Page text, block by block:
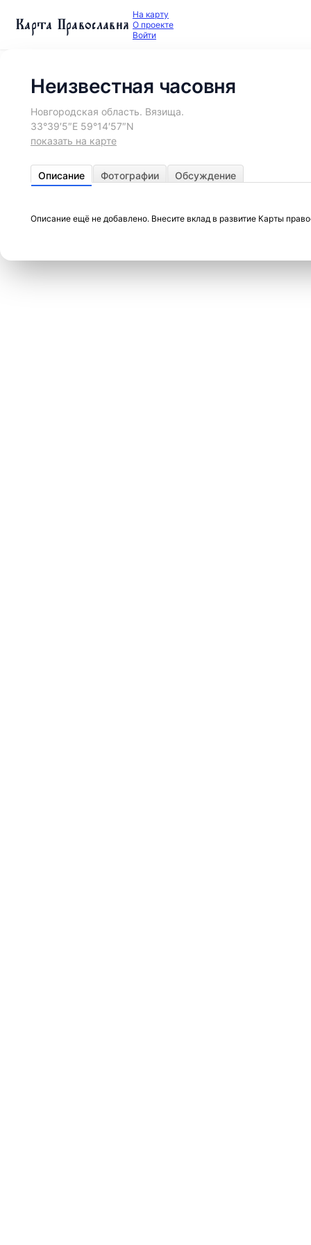
Карта Православия На карту
О проекте
Войти
Неизвестная часовня
Новгородская область. Вязища.
33°39′5″E 59°14′57″N
показать на карте
Описание Фотографии Обсуждение
Описание ещё не добавлено. Внесите вклад в развитие Карты